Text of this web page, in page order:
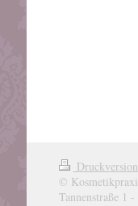
Druckversion
©
Tannenstraße 1